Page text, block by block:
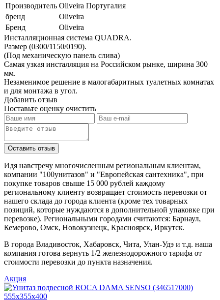
Производитель Oliveira Португалия
бренд
Oliveira
Бренд
Oliveira
Инсталляционная система QUADRA.
Размер (0300/1150/0190).
(Под механическую панель слива)
Самая узкая инсталляция на Российском рынке, ширина 300
мм.
Незаменимое решение в малогабаритных туалетных комнатах
и для монтажа в угол.
Добавить отзыв
Поставьте оценку очистить
Идя навстречу многочисленным региональным клиентам,
компании "100унитазов" и "Европейская сантехника", при
покупке товаров свыше 15 000 рублей каждому
региональному клиенту возвращает стоимость перевозки от
нашего склада до города клиента (кроме тех товарных
позиций, которые нуждаются в дополнительной упаковке при
перевозке). Региональными городами считаются: Барнаул,
Кемерово, Омск, Новокузнецк, Красноярск, Иркутск.
В города Владивосток, Хабаровск, Чита, Улан-Удэ и т.д. наша
компания готова вернуть 1/2 железнодорожного тарифа от
стоимости перевозки до пункта назначения.
Акция